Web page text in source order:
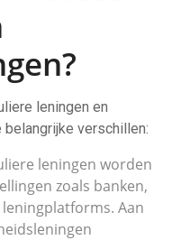
leningen en
verschillen:
leningen worden
zoals banken,
Aan